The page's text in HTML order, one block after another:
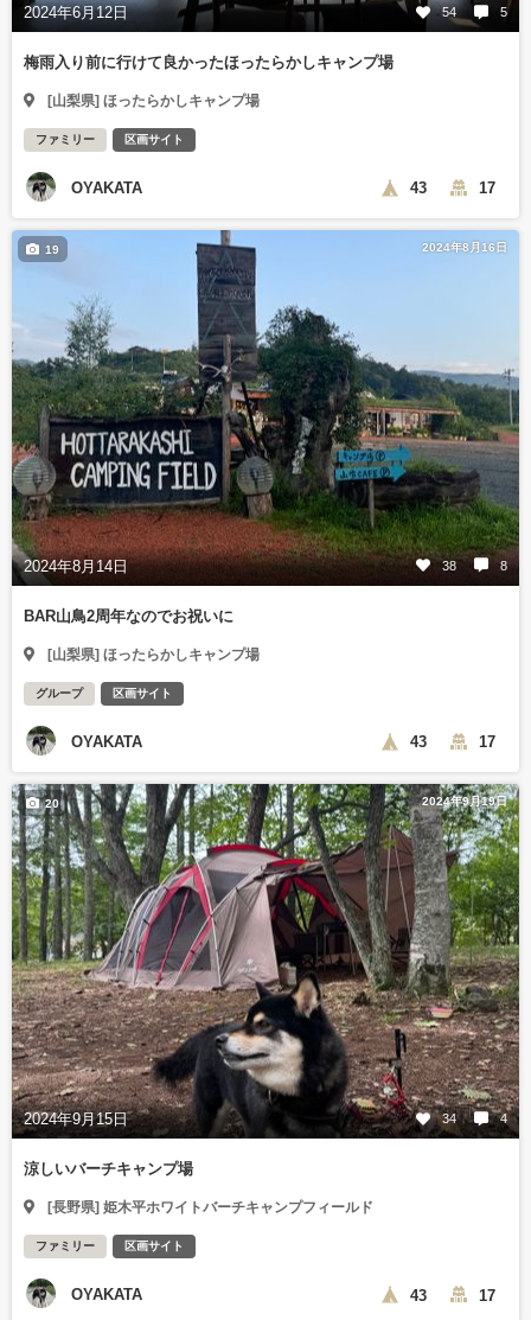
2024年6月12日 54 5
梅雨入り前に行けて良かったほったらかしキャンプ場
[山梨県] ほったらかしキャンプ場
ファミリー 区画サイト
OYAKATA 43 17
2024年8月16日
2024年8月14日 38 8
19
BAR山鳥2周年なのでお祝いに
[山梨県] ほったらかしキャンプ場
グループ 区画サイト
OYAKATA 43 17
2024年9月19日
2024年9月15日 34 4
20
涼しいバーチキャンプ場
[長野県] 姫木平ホワイトバーチキャンプフィールド
ファミリー 区画サイト
OYAKATA 43 17